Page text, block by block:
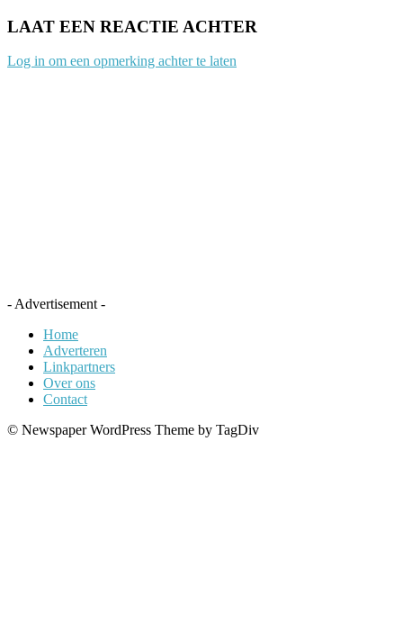
LAAT EEN REACTIE ACHTER
Log in om een opmerking achter te laten
- Advertisement -
Home
Adverteren
Linkpartners
Over ons
Contact
© Newspaper WordPress Theme by TagDiv